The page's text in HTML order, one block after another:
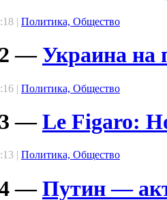
| Политика, Общество
—Украина на
| Политика, Общество
—Le Figaro:
| Политика, Общество
—Путин —